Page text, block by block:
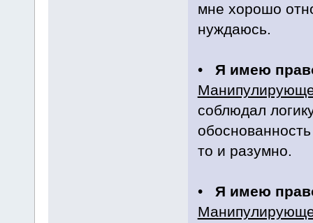
мне хорошо
нуждаюсь.
• Я имею
соблюдал
то и разумно.
• Я имею